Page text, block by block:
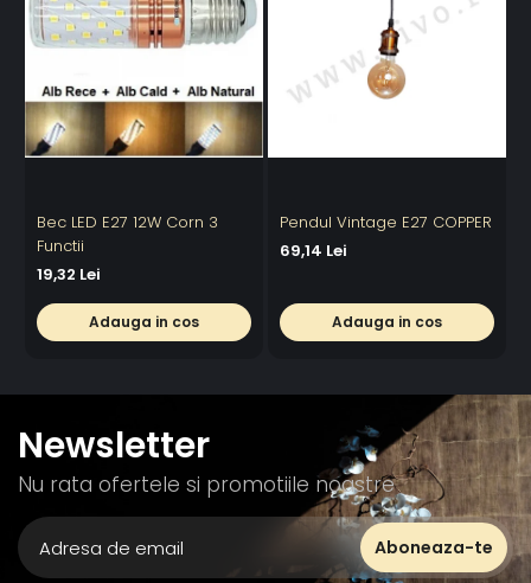
Bec LED E27 12W Corn 3
Functii
19,32 Lei
Adauga in cos
Pendul Vintage E27 COPPER
69,14 Lei
Adauga in cos
Newsletter
Nu rata ofertele si promotiile noastre